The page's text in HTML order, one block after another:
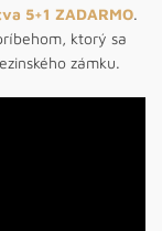
5+1 ZADARMO.
ktorý sa
zámku.